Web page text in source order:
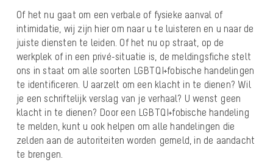
Of het nu gaat om een verbale of fysieke aanval of
intimidatie, wij zijn hier om naar u te luisteren en u naar de
juiste diensten te leiden. Of het nu op straat, op de
werkplek of in een privé-situatie is, de meldingsfiche stelt
ons in staat om alle soorten LGBTQI+fobische handelingen
te identificeren. U aarzelt om een klacht in te dienen? Wil
je een schriftelijk verslag van je verhaal? U wenst geen
klacht in te dienen? Door een LGBTQI+fobische handeling
te melden, kunt u ook helpen om alle handelingen die
zelden aan de autoriteiten worden gemeld, in de aandacht
te brengen.